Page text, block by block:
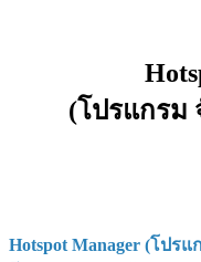
(โปรแกรม
Hotspot Manager (โปร